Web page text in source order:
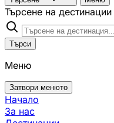
Търсене на дестинации
Търси
Меню
Затвори менюто
Начало
За нас